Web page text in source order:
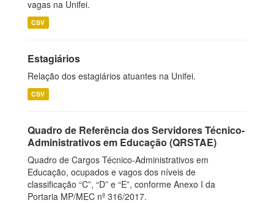
vagas na Unifei.
CSV
Estagiários
Relação dos estagiários atuantes na Unifei.
CSV
Quadro de Referência dos Servidores Técnico-
Administrativos em Educação (QRSTAE)
Quadro de Cargos Técnico-Administrativos em
Educação, ocupados e vagos dos níveis de
classificação “C”, “D” e “E”, conforme Anexo I da
Portaria MP/MEC nº 316/2017.